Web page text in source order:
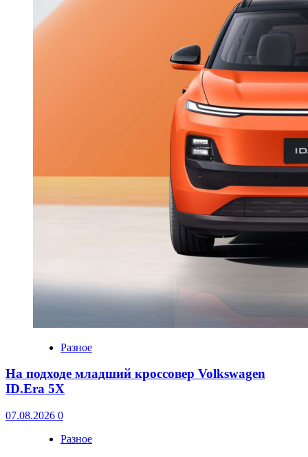
Разное
На подходе младший кроссовер Volkswagen
ID.Era 5X
07.08.2026 0
Разное